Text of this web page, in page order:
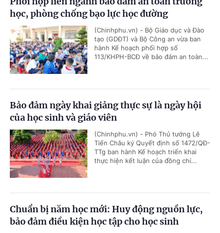
học, phòng chống bạo lực học đường
(Chinhphu.vn) - Bộ Giáo dục và Đào
tạo (GDĐT) và Bộ Công an vừa ban
hành Kế hoạch phối hợp số
113/KHPH-BCĐ về bảo đảm an toàn...
Bảo đảm ngày khai giảng thực sự là ngày hội
của học sinh và giáo viên
(Chinhphu.vn) - Phó Thủ tướng Lê
Tiến Châu ký Quyết định số 1472/QĐ-
TTg ban hành Kế hoạch triển khai
thực hiện kết luận của đồng chí...
Chuẩn bị năm học mới: Huy động nguồn lực,
bảo đảm điều kiện học tập cho học sinh